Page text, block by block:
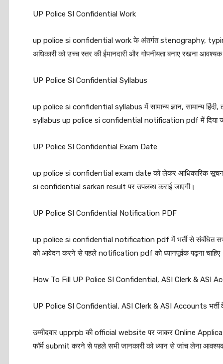
UP Police SI Confidential Work
up police si confidential work के अंतर्गत stenography,
अधिकारी को उच्च स्तर की ईमानदारी और गोपनीयता बनाए रखना आवश्यक
UP Police SI Confidential Syllabus
up police si confidential syllabus में सामान्य ज्ञान, सामान्य
syllabus up police si confidential notification pdf में दिया
UP Police SI Confidential Exam Date
up police si confidential exam date को लेकर आधिकारिक सूचना
si confidential sarkari result पर उपलब्ध कराई जाएगी।
UP Police SI Confidential Notification PDF
up police si confidential notification pdf में भर्ती से संबंधित
को आवेदन करने से पहले notification pdf को ध्यानपूर्वक पढ़ना
How To Fill UP Police SI Confidential, ASI Clerk & ASI
UP Police SI Confidential, ASI Clerk & ASI Accounts
उम्मीदवार upprpb की official website पर जाकर Online
फॉर्म submit करने से पहले सभी जानकारी को ध्यान से जांच लेना